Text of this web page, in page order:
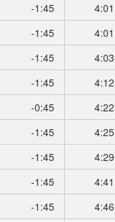
-1:45
4:01
-1:45
4:01
-1:45
4:03
-1:45
4:12
-0:45
4:22
-1:45
4:25
-1:45
4:29
-1:45
4:41
-1:45
4:46